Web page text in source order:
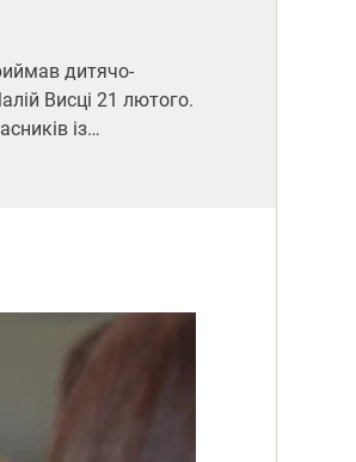
дитячо-
Висці 21 лютого.
із…